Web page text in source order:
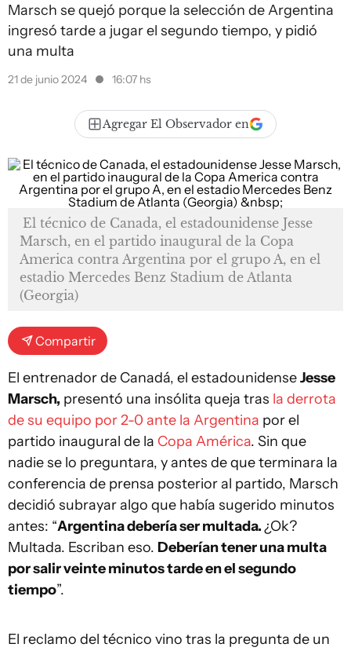
Marsch se quejó porque la selección de Argentina
ingresó tarde a jugar el segundo tiempo, y pidió
una multa
21 de junio 2024 16:07 hs
Agregar El Observador en
El técnico de Canada, el estadounidense Jesse
Marsch, en el partido inaugural de la Copa
America contra Argentina por el grupo A, en el
estadio Mercedes Benz Stadium de Atlanta
(Georgia)
Compartir
El entrenador de Canadá, el estadounidenseJesse
Marsch, presentó una insólita queja tras la derrota
de su equipo por 2-0 ante la Argentina por el
partido inaugural de la Copa América. Sin que
nadie se lo preguntara, y antes de que terminara la
conferencia de prensa posterior al partido, Marsch
decidió subrayar algo que había sugerido minutos
antes: “Argentina debería ser multada.¿Ok?
Multada. Escriban eso. Deberían tener una multa
por salir veinte minutos tarde en el segundo
tiempo”.
El reclamo del técnico vino tras la pregunta de un